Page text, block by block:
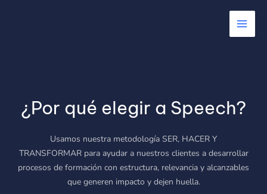
Main
¿Por qué elegir a Speech?
Usamos nuestra metodología SER, HACER Y
TRANSFORMAR para ayudar a nuestros clientes a desarrollar
procesos de formación con estructura, relevancia y alcanzables
que generen impacto y dejen huella.